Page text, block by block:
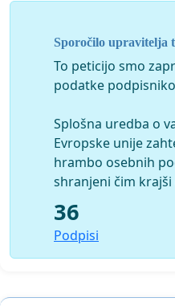
Sporočilo upravitelja
To peticijo smo
podatke
Splošna uredba o
Evropske unije
hrambo osebnih
shranjeni čim krajši
36
Podpisi